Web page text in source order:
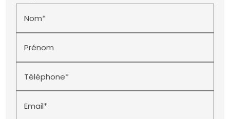
Nom*
Prénom
Téléphone*
Email*